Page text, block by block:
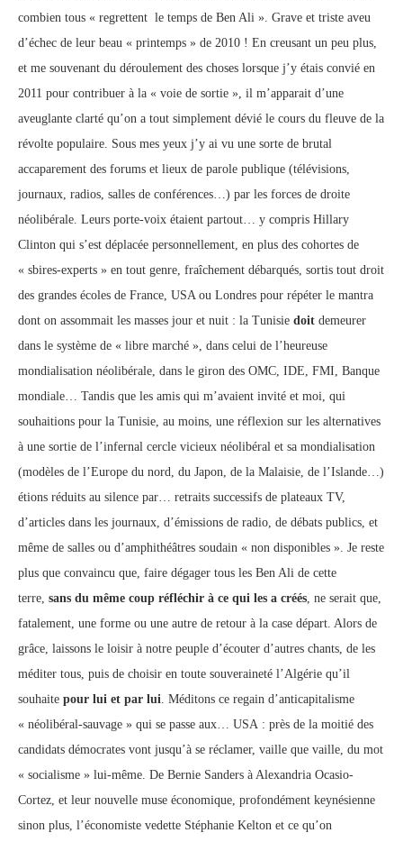
combien tous « regrettent le temps de Ben Ali ». Grave et triste aveu
d’échec de leur beau « printemps » de 2010 ! En creusant un peu plus,
et me souvenant du déroulement des choses lorsque j’y étais convié en
2011 pour contribuer à la « voie de sortie », il m’apparait d’une
aveuglante clarté qu’on a tout simplement dévié le cours du fleuve de la
révolte populaire. Sous mes yeux j’y ai vu une sorte de brutal
accaparement des forums et lieux de parole publique (télévisions,
journaux, radios, salles de conférences…) par les forces de droite
néolibérale. Leurs porte-voix étaient partout… y compris Hillary
Clinton qui s’est déplacée personnellement, en plus des cohortes de
« sbires-experts » en tout genre, fraîchement débarqués, sortis tout droit
des grandes écoles de France, USA ou Londres pour répéter le mantra
dont on assommait les masses jour et nuit : la Tunisie doit demeurer
dans le système de « libre marché », dans celui de l’heureuse
mondialisation néolibérale, dans le giron des OMC, IDE, FMI, Banque
mondiale… Tandis que les amis qui m’avaient invité et moi, qui
souhaitions pour la Tunisie, au moins, une réflexion sur les alternatives
à une sortie de l’infernal cercle vicieux néolibéral et sa mondialisation
(modèles de l’Europe du nord, du Japon, de la Malaisie, de l’Islande…)
étions réduits au silence par… retraits successifs de plateaux TV,
d’articles dans les journaux, d’émissions de radio, de débats publics, et
même de salles ou d’amphithéâtres soudain « non disponibles ». Je reste
plus que convaincu que, faire dégager tous les Ben Ali de cette
terre, sans du même coup réfléchir à ce qui les a créés, ne serait que,
fatalement, une forme ou une autre de retour à la case départ. Alors de
grâce, laissons le loisir à notre peuple d’écouter d’autres chants, de les
méditer tous, puis de choisir en toute souveraineté l’Algérie qu’il
souhaite pour lui et par lui. Méditons ce regain d’anticapitalisme
« néolibéral-sauvage » qui se passe aux… USA : près de la moitié des
candidats démocrates vont jusqu’à se réclamer, vaille que vaille, du mot
« socialisme » lui-même. De Bernie Sanders à Alexandria Ocasio-
Cortez, et leur nouvelle muse économique, profondément keynésienne
sinon plus, l’économiste vedette Stéphanie Kelton et ce qu’on